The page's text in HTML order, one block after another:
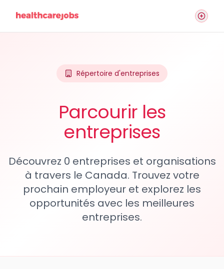
Répertoire d'entreprises
Parcourir les
entreprises
Découvrez 0 entreprises et organisations
à travers le Canada. Trouvez votre
prochain employeur et explorez les
opportunités avec les meilleures
entreprises.